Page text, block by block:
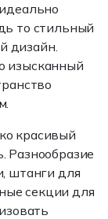
то стильный
дизайн.
изысканный
красивый
Разнообразие
штанги для
секции для